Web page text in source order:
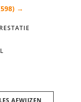
→
AFWIJZEN